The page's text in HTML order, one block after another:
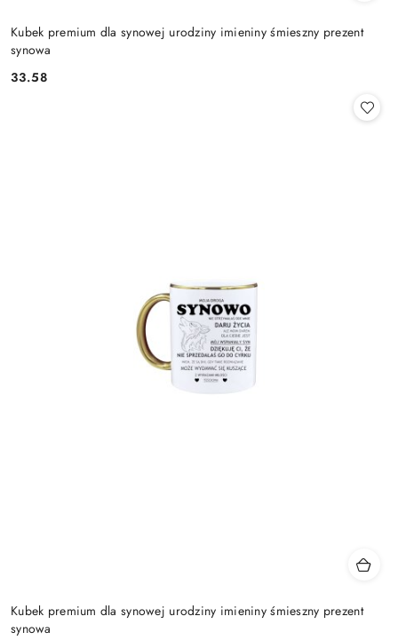
Kubek premium dla synowej urodziny imieniny śmieszny prezent
synowa
Cena:
33.58
Kubek premium dla synowej urodziny imieniny śmieszny prezent
synowa